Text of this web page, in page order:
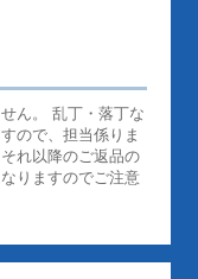
ん。 乱丁・落丁な
ので、担当係りま
れ以降のご返品の
りますのでご注意